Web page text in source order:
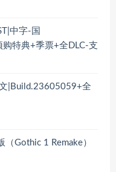
中字-国
特典+季票+全DLC-支
|Build.23605059+全
Gothic 1 Remake）